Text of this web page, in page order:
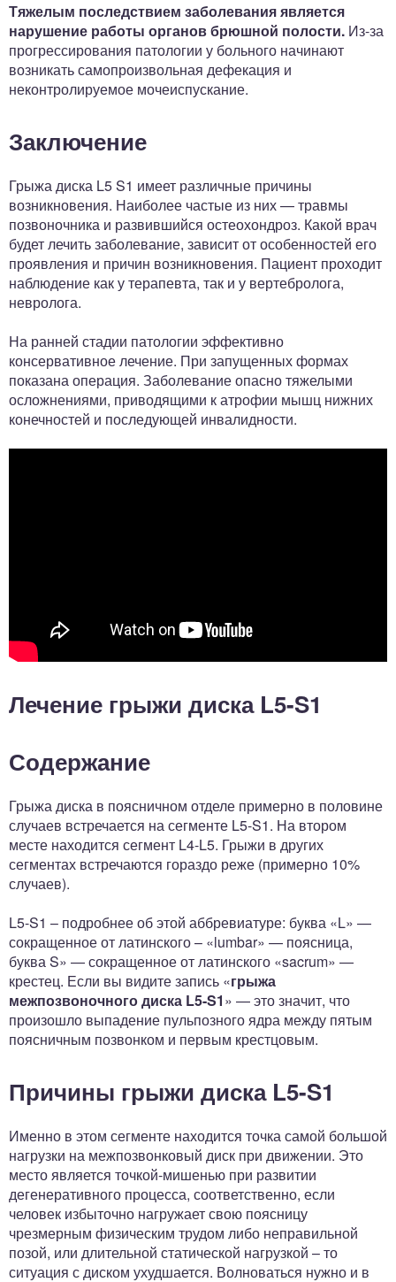
Тяжелым последствием заболевания является
нарушение работы органов брюшной полости. Из-за
прогрессирования патологии у больного начинают
возникать самопроизвольная дефекация и
неконтролируемое мочеиспускание.
Заключение
Грыжа диска L5 S1 имеет различные причины
возникновения. Наиболее частые из них — травмы
позвоночника и развившийся остеохондроз. Какой врач
будет лечить заболевание, зависит от особенностей его
проявления и причин возникновения. Пациент проходит
наблюдение как у терапевта, так и у вертебролога,
невролога.
На ранней стадии патологии эффективно
консервативное лечение. При запущенных формах
показана операция. Заболевание опасно тяжелыми
осложнениями, приводящими к атрофии мышц нижних
конечностей и последующей инвалидности.
Лечение грыжи диска L5-S1
Содержание
Грыжа диска в поясничном отделе примерно в половине
случаев встречается на сегменте L5-S1. На втором
месте находится сегмент L4-L5. Грыжи в других
сегментах встречаются гораздо реже (примерно 10%
случаев).
L5-S1 – подробнее об этой аббревиатуре: буква «L» —
сокращенное от латинского – «lumbar» — поясница,
буква S» — сокращенное от латинского «sacrum» —
крестец. Если вы видите запись «грыжа
межпозвоночного диска L5-S1» — это значит, что
произошло выпадение пульпозного ядра между пятым
поясничным позвонком и первым крестцовым.
Причины грыжи диска L5-S1
Именно в этом сегменте находится точка самой большой
нагрузки на межпозвонковый диск при движении. Это
место является точкой-мишенью при развитии
дегенеративного процесса, соответственно, если
человек избыточно нагружает свою поясницу
чрезмерным физическим трудом либо неправильной
позой, или длительной статической нагрузкой – то
ситуация с диском ухудшается. Волноваться нужно и в